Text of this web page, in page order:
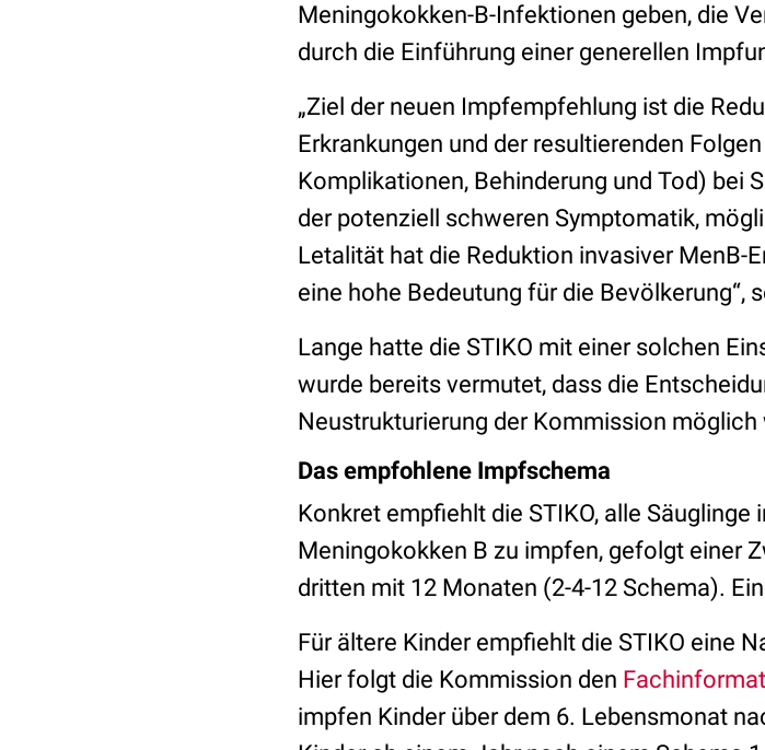
Meningokokken-B-Infektionen geben, die
durch die Einführung einer generellen
„Ziel der neuen Impfempfehlung ist die
Erkrankungen und der resultierenden
Komplikationen, Behinderung und Tod) bei
der potenziell schweren Symptomatik,
Letalität hat die Reduktion invasiver MenB-
eine hohe Bedeutung für die Bevölkerung“,
Lange hatte die STIKO mit einer solchen
wurde bereits vermutet, dass die
Neustrukturierung der Kommission möglich
Das empfohlene Impfschema
Konkret empfiehlt die STIKO, alle
Meningokokken B zu impfen, gefolgt einer
dritten mit 12 Monaten (2-4-12 Schema).
Für ältere Kinder empfiehlt die STIKO eine
Hier folgt die Kommission den
impfen Kinder über dem 6. Lebensmonat